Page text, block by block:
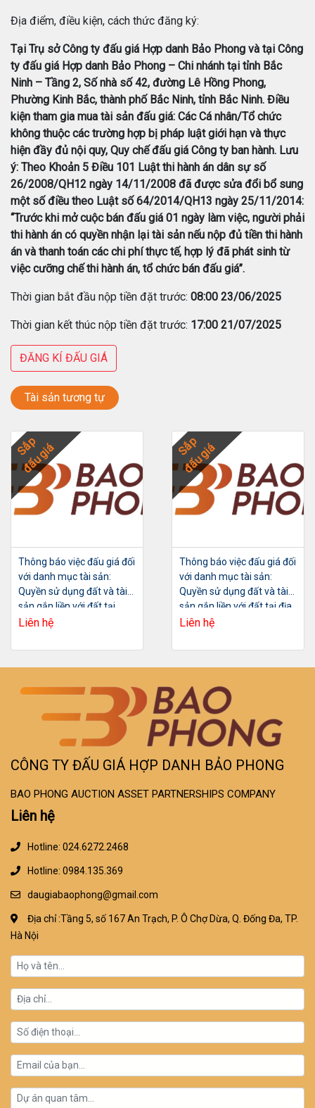
Địa điểm, điều kiện, cách thức đăng ký:
Tại Trụ sở Công ty đấu giá Hợp danh Bảo Phong và tại Công
ty đấu giá Hợp danh Bảo Phong – Chi nhánh tại tỉnh Bắc
Ninh – Tầng 2, Số nhà số 42, đường Lê Hồng Phong,
Phường Kinh Bắc, thành phố Bắc Ninh, tỉnh Bắc Ninh. Điều
kiện tham gia mua tài sản đấu giá: Các Cá nhân/Tổ chức
không thuộc các trường hợp bị pháp luật giới hạn và thực
hiện đầy đủ nội quy, Quy chế đấu giá Công ty ban hành. Lưu
ý: Theo Khoản 5 Điều 101 Luật thi hành án dân sự số
26/2008/QH12 ngày 14/11/2008 đã được sửa đổi bổ sung
một số điều theo Luật số 64/2014/QH13 ngày 25/11/2014:
“Trước khi mở cuộc bán đấu giá 01 ngày làm việc, người phải
thi hành án có quyền nhận lại tài sản nếu nộp đủ tiền thi hành
án và thanh toán các chi phí thực tế, hợp lý đã phát sinh từ
việc cưỡng chế thi hành án, tổ chức bán đấu giá”.
Thời gian bắt đầu nộp tiền đặt trước: 08:00 23/06/2025
Thời gian kết thúc nộp tiền đặt trước: 17:00 21/07/2025
ĐĂNG KÍ ĐẤU GIÁ
Tài sản tương tự
Sắp
đấu giá
Thông báo việc đấu giá đối
với danh mục tài sản:
Quyền sử dụng đất và tài
sản gắn liền với đất tại
thửa đất số 208, tờ bản đồ
Liên hệ
Sắp
đấu giá
Thông báo việc đấu giá đối
với danh mục tài sản:
Quyền sử dụng đất và tài
sản gắn liền với đất tại địa
chỉ: Ô số 16 Lô TT6A dự án
Đàm,
Liên hệ
CÔNG TY ĐẤU GIÁ HỢP DANH BẢO PHONG
BAO PHONG AUCTION ASSET PARTNERSHIPS COMPANY
Liên hệ
Hotline: 024.6272.2468
Hotline: 0984.135.369
daugiabaophong@gmail.com
Địa chỉ :Tầng 5, số 167 An Trạch, P. Ô Chợ Dừa, Q. Đống Đa, TP.
Hà Nội